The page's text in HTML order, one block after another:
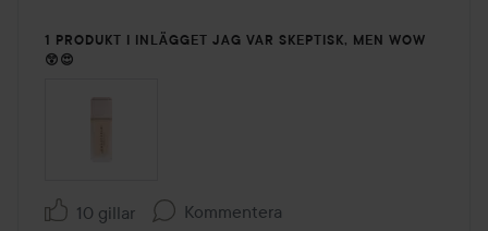
1 PRODUKT I INLÄGGET JAG VAR SKEPTISK, MEN WOW
😲😍
10 gillar Kommentera